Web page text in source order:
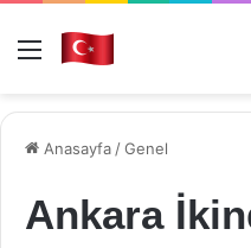
Menü
Anasayfa /Genel
Ankara